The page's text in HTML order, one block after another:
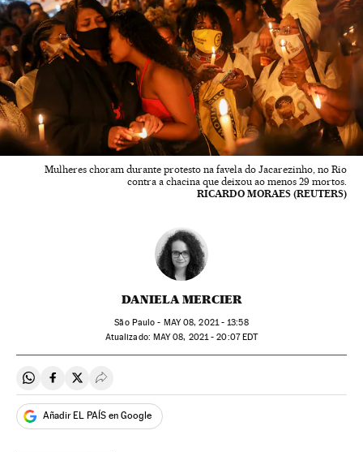
Mulheres choram durante protesto na favela do Jacarezinho, no Rio
contra a chacina que deixou ao menos 29 mortos.
RICARDO MORAES (REUTERS)
DANIELA MERCIER
São Paulo - MAY08, 2021 - 13:58
atualizado: MAY08, 2021 - 20:07EDT
Compartir en Whatsapp
Compartir en Facebook
Compartir en Twitter
Desplegar Redes Sociales
Añadir EL PAÍS en Google